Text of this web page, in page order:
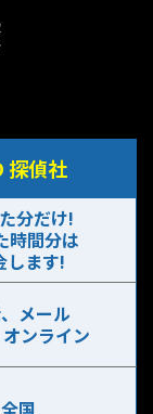
探偵社
分だけ!
時間分は
します!
メール
ンライン
全国